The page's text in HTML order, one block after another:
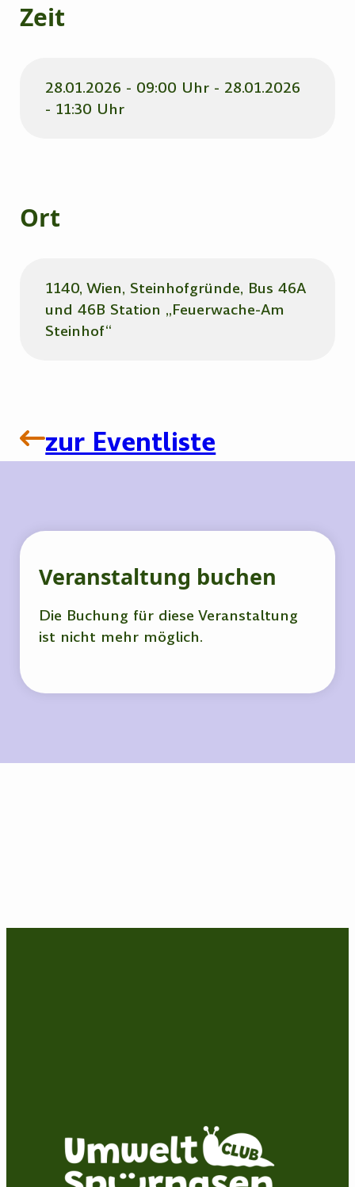
Zeit
28.01.2026 - 09:00 Uhr - 28.01.2026
- 11:30 Uhr
Ort
1140, Wien, Steinhofgründe, Bus 46A
und 46B Station „Feuerwache-Am
Steinhof“
zur Eventliste
Veranstaltung buchen
Die Buchung für diese Veranstaltung
ist nicht mehr möglich.